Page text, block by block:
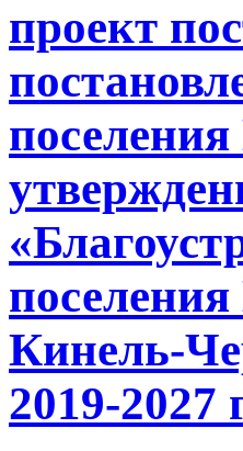
проект
Кинель-
2019-2027